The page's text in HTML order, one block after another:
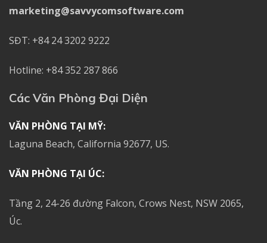
marketing@savvycomsoftware.com
SĐT: +84 24 3202 9222
Hotline: +84 352 287 866
Các Văn Phòng Đại Diện
VĂN PHÒNG TẠI MỸ:
Laguna Beach, California 92677, US.
VĂN PHÒNG TẠI ÚC:
Tầng 2, 24-26 đường Falcon, Crows Nest, NSW 2065,
Úc.